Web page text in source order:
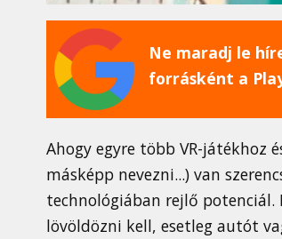
Ne maradj le
forrásként a
Ahogy egyre több VR-játékhoz
másképp nevezni...) van
technológiában rejlő
lövöldözni kell, esetleg autót